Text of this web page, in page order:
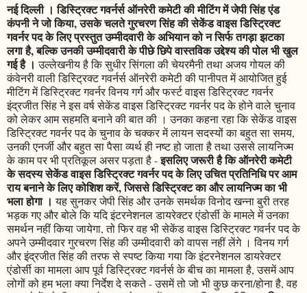
नई दिल्ली । डिस्ट्रिक्ट गवर्नर्स ऑनरेरी कमेटी की मीटिंग में जेपी सिंह एंड
कंपनी ने जो किया, उसके चलते गुरचरण सिंह की सेकेंड वाइस डिस्ट्रिक्ट
गवर्नर पद के लिए प्रस्तुत उम्मीदवारी के अभियान को न सिर्फ तगड़ा झटका
लगा है, बल्कि उनकी उम्मीदवारी के पीछे छिपे वास्तविक उद्देश्य की पोल भी खुल
गई है ।उल्लेखनीय है कि सुधीर सिंगला की चेयरमैनी तथा अजय गोयल की
कंवेनरी वाली डिस्ट्रिक्ट गवर्नर्स ऑनरेरी कमेटी की पानीपत में आयोजित हुई
मीटिंग में डिस्ट्रिक्ट गवर्नर विनय गर्ग और फर्स्ट वाइस डिस्ट्रिक्ट गवर्नर
इंद्रजीत सिंह ने इस वर्ष सेकेंड वाइस डिस्ट्रिक्ट गवर्नर पद के होने वाले चुनाव
को लेकर आम सहमति बनाने की बात की । उनका कहना रहा कि सेकेंड वाइस
डिस्ट्रिक्ट गवर्नर पद के चुनाव के चक्कर में लायन सदस्यों का बहुत सा समय,
उनकी एनर्जी और बहुत सा पैसा व्यर्थ ही नष्ट हो जाता है तथा उससे लायनिज्म
के काम पर भी प्रतिकूल असर पड़ता है -इसलिए जरूरी है कि ऑनरेरी कमेटी
के सदस्य सेकेंड वाइस डिस्ट्रिक्ट गवर्नर पद के लिए उचित प्रतिनिधि पर आम
राय बनाने के लिए कोशिश करें, जिससे डिस्ट्रिक्ट का और लायनिज्म का भी
भला होगा । यह सुनकर जेपी सिंह और उनके समर्थक विनोद खन्ना बुरी तरह
भड़क गए और बोले कि यदि इंटरनेशनल डायरेक्टर एंडोर्सी के मामले में उनका
समर्थन नहीं किया जायेगा, तो फिर वह भी सेकेंड वाइस डिस्ट्रिक्ट गवर्नर पद के
अपने उम्मीदवार गुरचरण सिंह की उम्मीदवारी को वापस नहीं लेंगे । विनय गर्ग
और इंद्रजीत सिंह की तरफ से स्पष्ट किया गया कि इंटरनेशनल डायरेक्टर
एंडोर्सी का मामला आप पूर्व डिस्ट्रिक्ट गवर्नर्स के बीच का मामला है, उसमें आप
लोगों को हम भला क्या निर्देश दे सकते - उसमें तो जो भी कुछ करना/होना है, वह